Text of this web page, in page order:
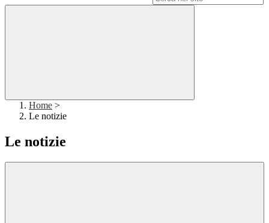
Home >
Le notizie
Le notizie